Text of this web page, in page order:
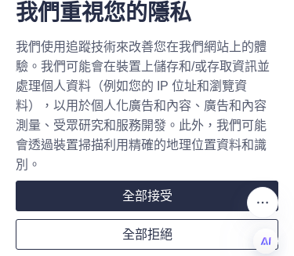
結論：與我們一起提升您
總而言之，蠟燭紙筒是一種多功
能、永續且時尚的包裝選擇，對企
業和環境都有益處。透過選擇環保
材料、強調客製化並確保高品質製
在業界脫穎而出，成為領先供應
商。他們對永續性和創新的投入，
有助於企業提升產品吸引力，並滿
足日益重視環保的消費者的需求。
Name
Company
Mail
我們重視您的隱私
我們使用追蹤技術來改善您在我們網站上的體
驗。我們可能會在裝置上儲存和/或存取資訊並
處理個人資料（例如您的 IP 位址和瀏覽資
料），以用於個人化廣告和內容、廣告和內容
測量、受眾研究和服務開發。此外，我們可能
會透過裝置掃描利用精確的地理位置資料和識
別。
全部接受
全部拒絕